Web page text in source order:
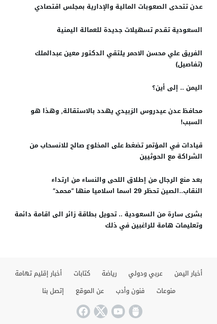
عدن تتحدى الصعوبات المالية والإدارية بمجلس اقتصادي
السعودية تقدم تسهيلات جديدة للعمالة اليمنية
الفريق علي محسن الاحمر يلتقي الدكتور معين عبدالملك
(تفاصيل)
اليمن .. إلى أين؟
محافظ عدن عيدروس الزبيدي يهدد بالاستقالة, وهذا هو
السبب!
قيادات في المؤتمر تضغط على المخلوع صالح للانسحاب من
الشراكة مع الحوثيين
بعد منع الرجال من إطلاق اللحى والنساء من ارتداء
النقاب..الصين تحظر 29 اسما اسلاميا منها “محمد”
بشرى سارة من السعودية .. تحويل بطاقة زائر الى اقامة دائمة
وتعليمات هامة للراغبين في ذلك
أخبار اليمن عربي ودولي رياضة كتابات
أخبار إقليم تهامة
منوعات
فنون وأدب عن الموقع إتصل بنا